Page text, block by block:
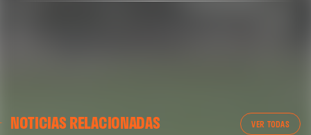
NOTICIAS RELACIONADAS VER TODAS
ENTRENAMIENTO DEL VALENCIA CF 04/03/26